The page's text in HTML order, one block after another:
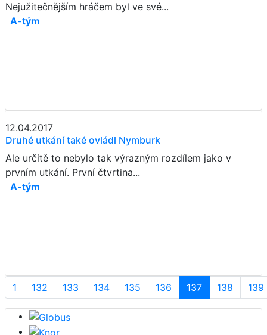
Nejužitečnějším hráčem byl ve své...
A-tým
12.04.2017
Druhé utkání také ovládl Nymburk
Ale určitě to nebylo tak výrazným rozdílem jako v
prvním utkání. První čtvrtina...
A-tým
1 132 133 134 135 136 137 138 139